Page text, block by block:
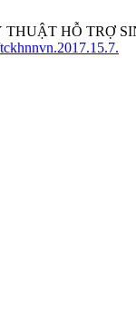
THUẬT HỖ TRỢ